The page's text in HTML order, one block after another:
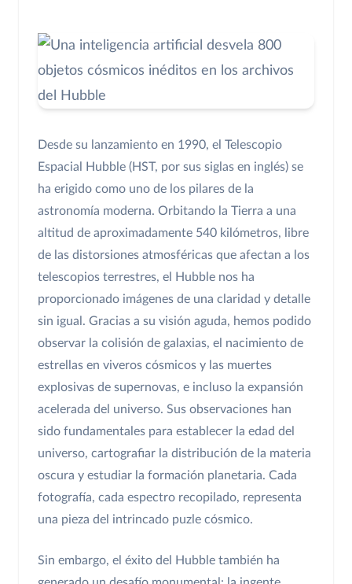
Desde su lanzamiento en 1990, el Telescopio
Espacial Hubble (HST, por sus siglas en inglés) se
ha erigido como uno de los pilares de la
astronomía moderna. Orbitando la Tierra a una
altitud de aproximadamente 540 kilómetros, libre
de las distorsiones atmosféricas que afectan a los
telescopios terrestres, el Hubble nos ha
proporcionado imágenes de una claridad y detalle
sin igual. Gracias a su visión aguda, hemos podido
observar la colisión de galaxias, el nacimiento de
estrellas en viveros cósmicos y las muertes
explosivas de supernovas, e incluso la expansión
acelerada del universo. Sus observaciones han
sido fundamentales para establecer la edad del
universo, cartografiar la distribución de la materia
oscura y estudiar la formación planetaria. Cada
fotografía, cada espectro recopilado, representa
una pieza del intrincado puzle cósmico.
Sin embargo, el éxito del Hubble también ha